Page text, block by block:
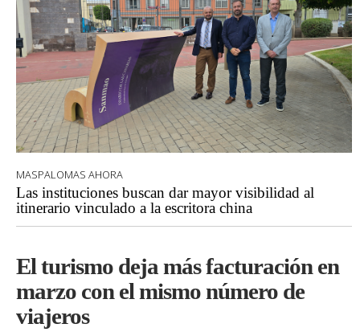
MASPALOMAS AHORA
Las instituciones buscan dar mayor visibilidad al
itinerario vinculado a la escritora china
El turismo deja más facturación en
marzo con el mismo número de
viajeros